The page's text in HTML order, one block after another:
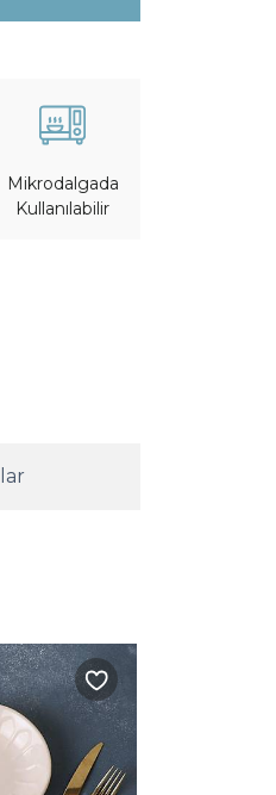
Mikrodalgada
Kullanılabilir